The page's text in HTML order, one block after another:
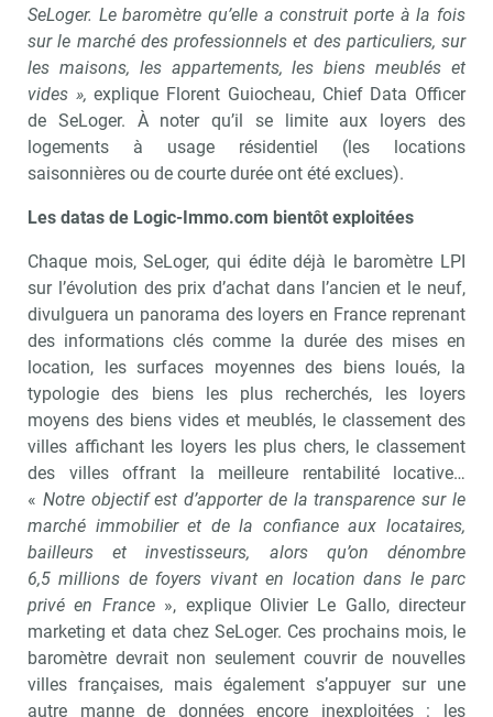
SeLoger. Le baromètre qu’elle a construit porte à la fois
sur le marché des professionnels et des particuliers, sur
les maisons, les appartements, les biens meublés et
vides »,explique Florent Guiocheau, Chief Data Officer
de SeLoger. À noter qu’il se limite aux loyers des
logements à usage résidentiel (les locations
saisonnières ou de courte durée ont été exclues).
Les datas de Logic-Immo.com bientôt exploitées
Chaque mois, SeLoger, qui édite déjà le baromètre LPI
sur l’évolution des prix d’achat dans l’ancien et le neuf,
divulguera un panorama des loyers en France reprenant
des informations clés comme la durée des mises en
location, les surfaces moyennes des biens loués, la
typologie des biens les plus recherchés, les loyers
moyens des biens vides et meublés, le classement des
villes affichant les loyers les plus chers, le classement
des villes offrant la meilleure rentabilité locative…
« Notre objectif est d’apporter de la transparence sur le
marché immobilier et de la confiance aux locataires,
bailleurs et investisseurs, alors qu’on dénombre
6,5 millions de foyers vivant en location dans le parc
privé en France», explique Olivier Le Gallo, directeur
marketing et data chez SeLoger. Ces prochains mois, le
baromètre devrait non seulement couvrir de nouvelles
villes françaises, mais également s’appuyer sur une
autre manne de données encore inexploitées : les